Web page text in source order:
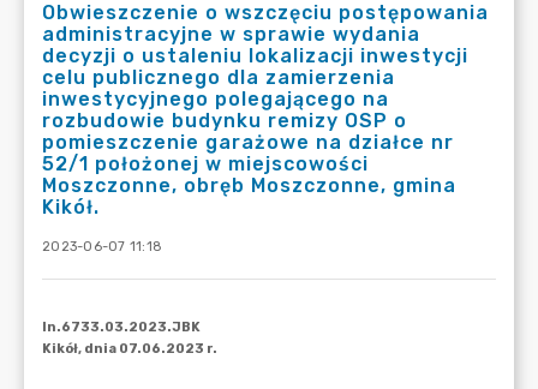
Obwieszczenie o wszczęciu postępowania
administracyjne w sprawie wydania
decyzji o ustaleniu lokalizacji inwestycji
celu publicznego dla zamierzenia
inwestycyjnego polegającego na
rozbudowie budynku remizy OSP o
pomieszczenie garażowe na działce nr
52/1 położonej w miejscowości
Moszczonne, obręb Moszczonne, gmina
Kikół.
2023-06-07 11:18